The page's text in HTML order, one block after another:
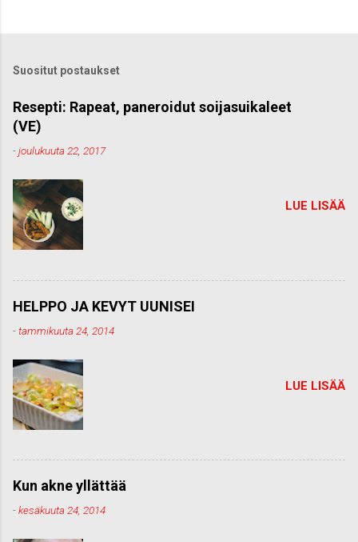
o
m
e
n
t
Suositut postaukset
Resepti: Rapeat, paneroidut soijasuikaleet
(VE)
-joulukuuta 22, 2017
LUE LISÄÄ
HELPPO JA KEVYT UUNISEI
-tammikuuta 24, 2014
LUE LISÄÄ
Kun akne yllättää
-kesäkuuta 24, 2014